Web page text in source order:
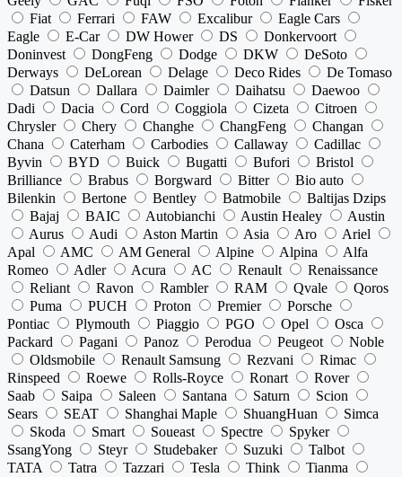
Fiat
Ferrari FAW Excalibur
Eagle Cars
Eagle
E-Car DW Hower DS
Donkervoort
Doninvest
DongFeng Dodge DKW
DeSoto
Derways
DeLorean Delage Deco Rides
De Tomaso
Datsun
Dallara Daimler Daihatsu
Daewoo
Dadi
Dacia Cord Coggiola Cizeta
Citroen
Chrysler
Chery Changhe ChangFeng
Changan
Chana
Caterham Carbodies Callaway
Cadillac
Byvin
BYD Buick Bugatti Bufori
Bristol
Brilliance
Brabus Borgward Bitter
Bio auto
Bilenkin
Bertone Bentley Batmobile
Baltijas Dzips
Bajaj
BAIC Autobianchi Austin Healey
Austin
Aurus
Audi Aston Martin Asia Aro
Ariel
Apal
AMC AM General Alpine Alpina
Alfa
Romeo
Adler Acura AC Renault
Renaissance
Reliant
Ravon Rambler RAM Qvale
Qoros
Puma
PUCH Proton Premier
Porsche
Pontiac
Plymouth Piaggio PGO Opel
Osca
Packard
Pagani Panoz Perodua Peugeot
Noble
Oldsmobile
Renault Samsung Rezvani
Rimac
Rinspeed
Roewe Rolls-Royce Ronart
Rover
Saab
Saipa Saleen Santana Saturn
Scion
Sears
SEAT Shanghai Maple ShuangHuan
Simca
Skoda
Smart Soueast Spectre
Spyker
SsangYong
Steyr Studebaker Suzuki
Talbot
TATA
Tatra Tazzari Tesla Think
Tianma